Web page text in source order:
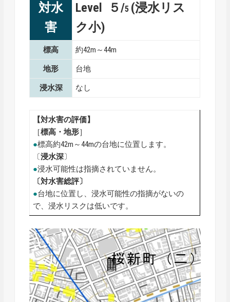
対水
害
Level ５/5 (浸水リス
ク小)
標高 約42m～44m
地形 台地
浸水深 なし
【対水害の評価】
［標高・地形］
●標高約42m～44mの台地に位置します。
〔浸水深〕
●浸水可能性は指摘されていません。
〔対水害総評〕
●台地に位置し、浸水可能性の指摘がないの
で、浸水リスクは低いです。